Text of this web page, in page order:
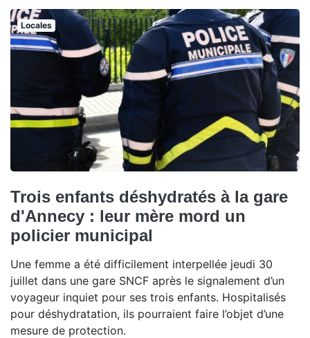
Locales
Trois enfants déshydratés à la gare
d'Annecy : leur mère mord un
policier municipal
Une femme a été difficilement interpellée jeudi 30
juillet dans une gare SNCF après le signalement d’un
voyageur inquiet pour ses trois enfants. Hospitalisés
pour déshydratation, ils pourraient faire l’objet d’une
mesure de protection.